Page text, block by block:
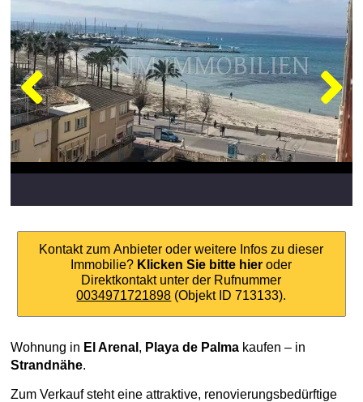
Kontakt zum Anbieter oder weitere Infos zu dieser
Immobilie? Klicken Sie bitte hier oder
Direktkontakt unter der Rufnummer
0034971721898 (Objekt ID 713133).
Wohnung in El Arenal , Playa de Palma kaufen – in
Strandnähe.
Zum Verkauf steht eine attraktive, renovierungsbedürftige